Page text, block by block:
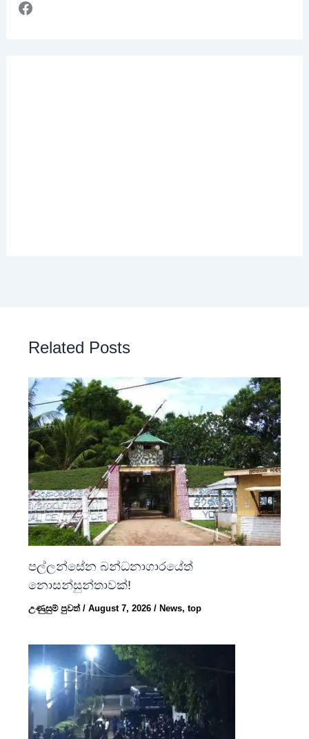
Related Posts
පල්ලන්සේන බන්ධනාගාරයේත්
නොසන්සුන්තාවක්!
උණුසුම් පුවත්/August 7, 2026/ News,top